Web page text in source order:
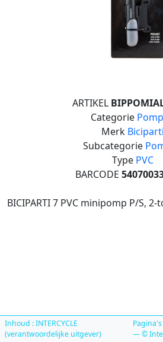
ARTIKEL
Categorie
Merk Biciparti
Subcategorie
Type PVC
BARCODE
BICIPARTI 7 PVC minipomp P/S,
Inhoud : INTERCYCLE
(verantwoordelijke uitgever)
— ©